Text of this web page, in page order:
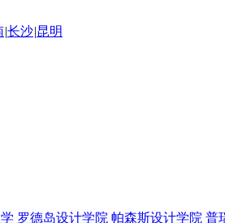
|长沙|昆明
罗德岛设计学院 帕森斯设计学院 普